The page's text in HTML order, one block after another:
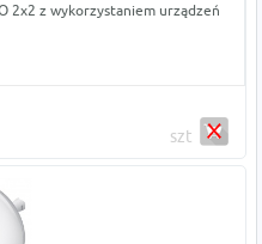
2x2 z wykorzystaniem urządzeń
szt